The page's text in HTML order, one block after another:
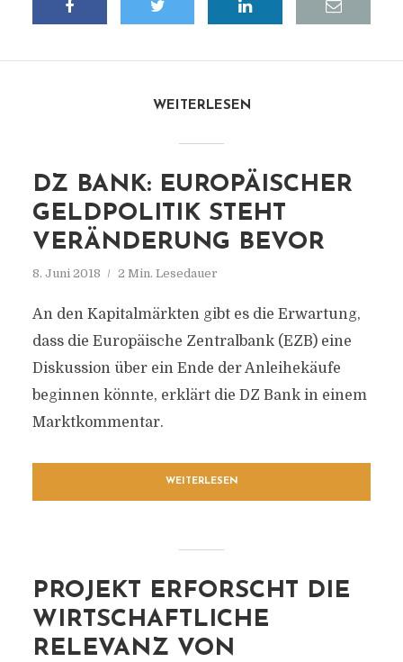
WEITERLESEN
DZ BANK: EUROPÄISCHER
GELDPOLITIK STEHT
VERÄNDERUNG BEVOR
8. Juni 2018 2 Min. Lesedauer
An den Kapitalmärkten gibt es die Erwartung,
dass die Europäische Zentralbank (EZB) eine
Diskussion über ein Ende der Anleihekäufe
beginnen könnte, erklärt die DZ Bank in einem
Marktkommentar.
WEITERLESEN
PROJEKT ERFORSCHT DIE
WIRTSCHAFTLICHE
RELEVANZ VON